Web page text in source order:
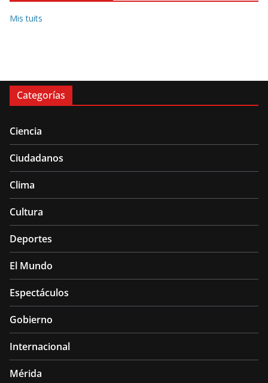
Mis tuits
Categorías
Ciencia
Ciudadanos
Clima
Cultura
Deportes
El Mundo
Espectáculos
Gobierno
Internacional
Mérida